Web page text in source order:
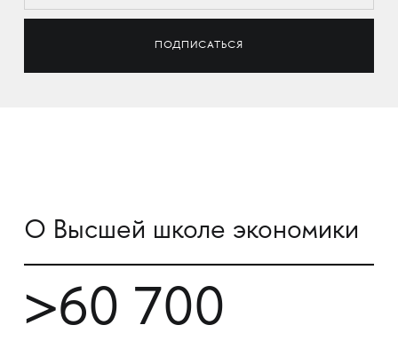
О Высшей школе экономики
>60 700